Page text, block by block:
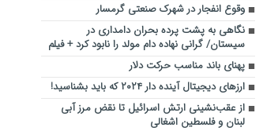
وقوع انفجار در شهرک صنعتی گرمسار
نگاهی به پشت پرده بحران دامداری در
سیستان/ گرانی نهاده دام مولد را نابود کرد + فیلم
پهنای باند مناسب حرکت دلار
ارزهای دیجیتال آینده دار ۲۰۲۴ که باید بشناسید!
از عقب‌نشینی ارتش اسرائیل تا نقض مرز آبی
لبنان و فلسطین اشغالی